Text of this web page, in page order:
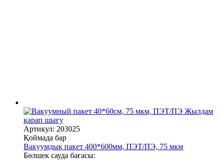
Жылдам
қарап шығу
Артикул: 203025
Қоймада бар
Вакуумдық пакет 400*600мм, ПЭТ/ПЭ, 75 мкм
Бөлшек сауда бағасы: